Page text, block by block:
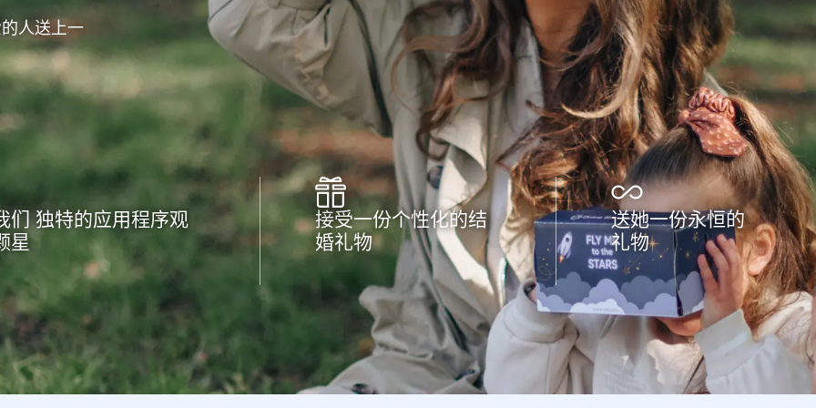
人送上一
们 独特的应用程序观
星
接受一份个性化的结
婚礼物
送她一份永恒的
礼物